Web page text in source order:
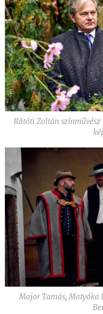
Rátóti Zoltán
Major Tamás, Matyóka